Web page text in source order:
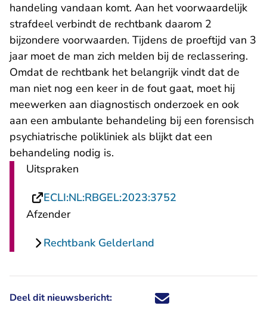
handeling vandaan komt. Aan het voorwaardelijk
strafdeel verbindt de rechtbank daarom 2
bijzondere voorwaarden. Tijdens de proeftijd van 3
jaar moet de man zich melden bij de reclassering.
Omdat de rechtbank het belangrijk vindt dat de
man niet nog een keer in de fout gaat, moet hij
meewerken aan diagnostisch onderzoek en ook
aan een ambulante behandeling bij een forensisch
psychiatrische polikliniek als blijkt dat een
behandeling nodig is.
Uitspraken
ECLI:NL:RBGEL:2023:3752
Afzender
Rechtbank Gelderland
Deel dit nieuwsbericht: Deel dit nieuwsbericht via X -
Deel dit nieuwsbericht via
Deel dit nieuwsbericht
Deel dit